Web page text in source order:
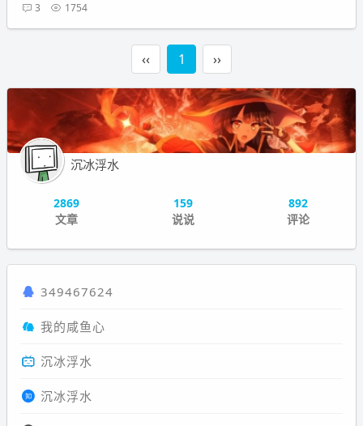
3 1754
‹‹ 1 ››
沉冰浮水
2869
文章
159
说说
892
评论
349467624
我的咸鱼心
沉冰浮水
沉冰浮水